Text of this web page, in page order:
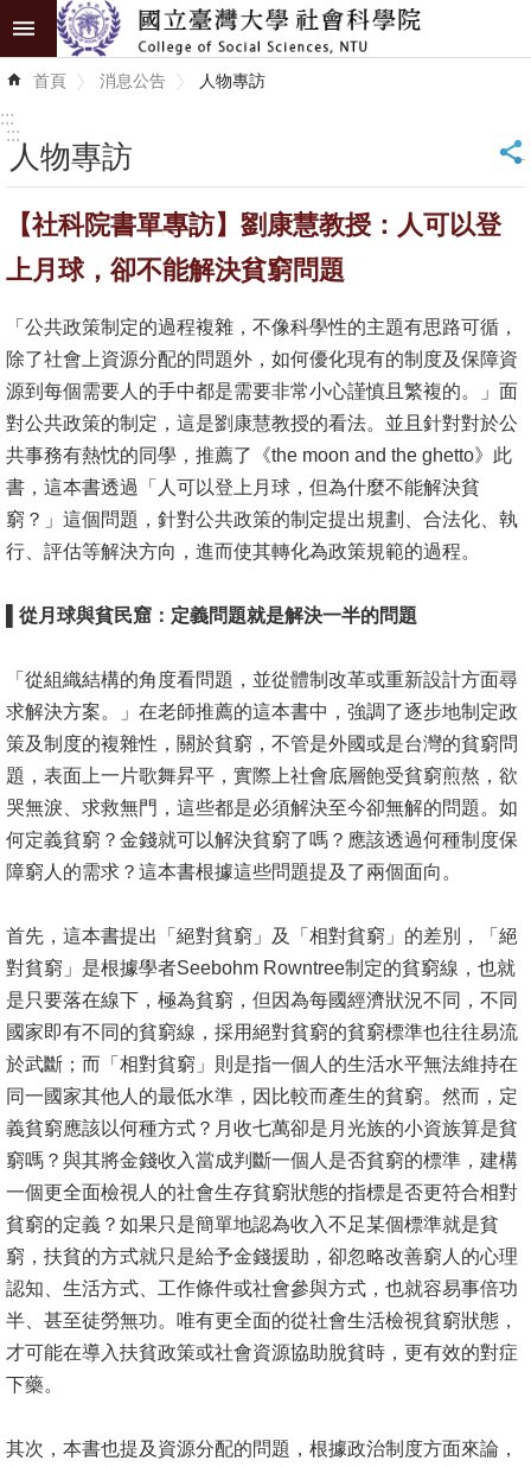
跳到主要內容區塊
進
階
識
學
研
究
息
告
國
際
化
高
教
耕
辦
法
及
文
件
心
輔
&
學
輔
捐
款
首頁 消息公告 人物專訪
:::
:::
人物專訪 _
【社科院書單專訪】劉康慧教授：人可以登
上月球，卻不能解決貧窮問題
「公共政策制定的過程複雜，不像科學性的主題有思路可循，
除了社會上資源分配的問題外，如何優化現有的制度及保障資
源到每個需要人的手中都是需要非常小心謹慎且繁複的。」面
對公共政策的制定，這是劉康慧教授的看法。並且針對對於公
共事務有熱忱的同學，推薦了《the moon and the ghetto》此
書，這本書透過「人可以登上月球，但為什麼不能解決貧
窮？」這個問題，針對公共政策的制定提出規劃、合法化、執
行、評估等解決方向，進而使其轉化為政策規範的過程。
從月球與貧民窟：定義問題就是解決一半的問題
「從組織結構的角度看問題，並從體制改革或重新設計方面尋
求解決方案。」在老師推薦的這本書中，強調了逐步地制定政
策及制度的複雜性，關於貧窮，不管是外國或是台灣的貧窮問
題，表面上一片歌舞昇平，實際上社會底層飽受貧窮煎熬，欲
哭無淚、求救無門，這些都是必須解決至今卻無解的問題。如
何定義貧窮？金錢就可以解決貧窮了嗎？應該透過何種制度保
障窮人的需求？這本書根據這些問題提及了兩個面向。
首先，這本書提出「絕對貧窮」及「相對貧窮」的差別，「絕
對貧窮」是根據學者Seebohm Rowntree制定的貧窮線，也就
是只要落在線下，極為貧窮，但因為每國經濟狀況不同，不同
國家即有不同的貧窮線，採用絕對貧窮的貧窮標準也往往易流
於武斷；而「相對貧窮」則是指一個人的生活水平無法維持在
同一國家其他人的最低水準，因比較而產生的貧窮。然而，定
義貧窮應該以何種方式？月收七萬卻是月光族的小資族算是貧
窮嗎？與其將金錢收入當成判斷一個人是否貧窮的標準，建構
一個更全面檢視人的社會生存貧窮狀態的指標是否更符合相對
貧窮的定義？如果只是簡單地認為收入不足某個標準就是貧
窮，扶貧的方式就只是給予金錢援助，卻忽略改善窮人的心理
認知、生活方式、工作條件或社會參與方式，也就容易事倍功
半、甚至徒勞無功。唯有更全面的從社會生活檢視貧窮狀態，
才可能在導入扶貧政策或社會資源協助脫貧時，更有效的對症
下藥。
其次，本書也提及資源分配的問題，根據政治制度方面來論，